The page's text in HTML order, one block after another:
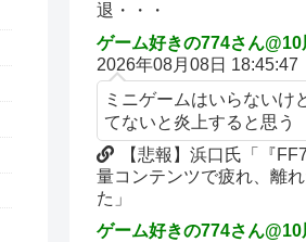
退・・・
ゲーム好きの774さん@10
2026年08月08日 18:45:47
ミニゲームはいらないけ
てないと炎上すると思う
【悲報】浜口氏「『
量コンテンツで疲れ、離
た」
ゲーム好きの774さん@10